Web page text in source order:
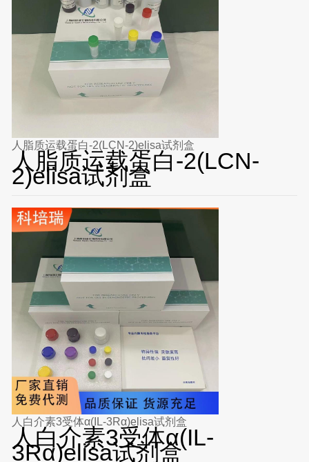
人脂质运载蛋白-2(LCN-2)elisa试剂盒
人脂质运载蛋白-2(LCN-
2)elisa试剂盒
人白介素3受体α(IL-3Rα)elisa试剂盒
人白介素3受体α(IL-
3Rα)elisa试剂盒